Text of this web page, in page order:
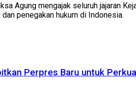
Agung mengajak seluruh jajaran
penegakan hukum di Indonesia.
Perpres Baru untuk